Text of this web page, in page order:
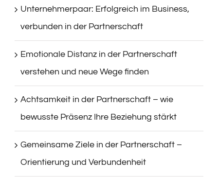
Unternehmerpaar: Erfolgreich im Business,
verbunden in der Partnerschaft
Emotionale Distanz in der Partnerschaft
verstehen und neue Wege finden
Achtsamkeit in der Partnerschaft – wie
bewusste Präsenz Ihre Beziehung stärkt
Gemeinsame Ziele in der Partnerschaft –
Orientierung und Verbundenheit